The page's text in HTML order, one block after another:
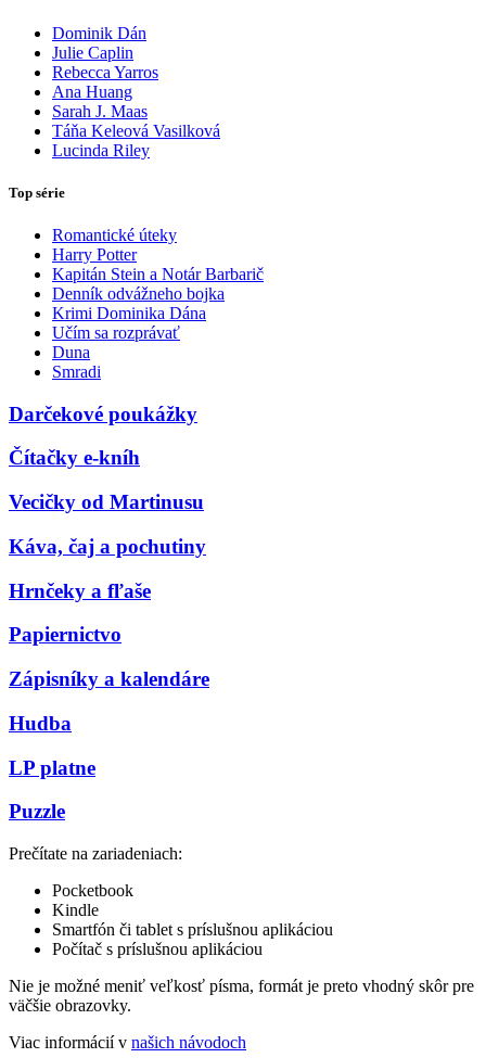
Dominik Dán
Julie Caplin
Rebecca Yarros
Ana Huang
Sarah J. Maas
Táňa Keleová Vasilková
Lucinda Riley
Top série
Romantické úteky
Harry Potter
Kapitán Stein a Notár Barbarič
Denník odvážneho bojka
Krimi Dominika Dána
Učím sa rozprávať
Duna
Smradi
Darčekové poukážky
Čítačky e-kníh
Vecičky od Martinusu
Káva, čaj a pochutiny
Hrnčeky a fľaše
Papiernictvo
Zápisníky a kalendáre
Hudba
LP platne
Puzzle
Prečítate na zariadeniach:
Pocketbook
Kindle
Smartfón či tablet s príslušnou aplikáciou
Počítač s príslušnou aplikáciou
Nie je možné meniť veľkosť písma, formát je preto vhodný skôr pre
väčšie obrazovky.
Viac informácií v našich návodoch